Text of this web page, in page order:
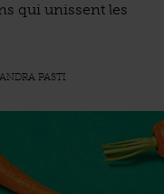
qui unissent les
PASTI